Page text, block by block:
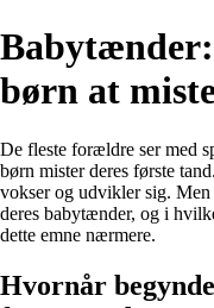
børn at
De fleste forældre ser med
børn mister deres første
vokser og udvikler sig.
deres babytænder, og i
dette emne nærmere.
Hvornår